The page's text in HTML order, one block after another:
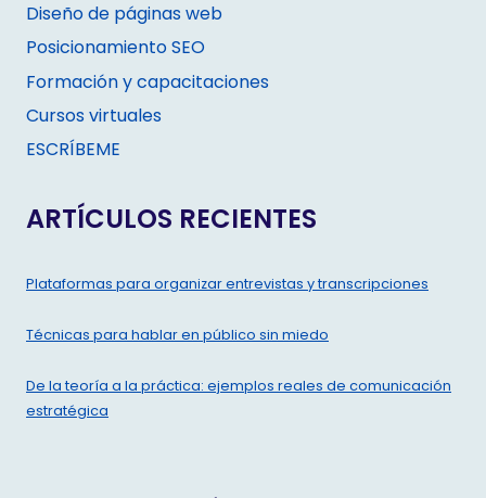
Diseño de páginas web
Posicionamiento SEO
Formación y capacitaciones
Cursos virtuales
ESCRÍBEME
ARTÍCULOS RECIENTES
Plataformas para organizar entrevistas y transcripciones
Técnicas para hablar en público sin miedo
De la teoría a la práctica: ejemplos reales de comunicación
estratégica